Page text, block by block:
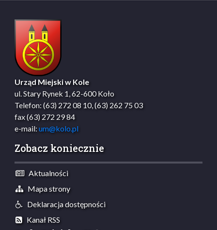
Urząd Miejski w Kole
ul. Stary Rynek 1, 62-600 Koło
Telefon: (63) 272 08 10, (63) 262 75 03
fax (63) 272 29 84
e-mail: um@kolo.pl
Zobacz koniecznie
Aktualności
Mapa strony
Deklaracja dostępności
Kanał RSS